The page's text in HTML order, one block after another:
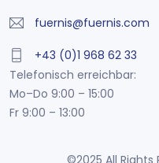
fuernis@fuernis.com
+43 (0)1 968 62 33
Telefonisch erreichbar:
Mo–Do 9:00 – 15:00
Fr 9:00 – 13:00